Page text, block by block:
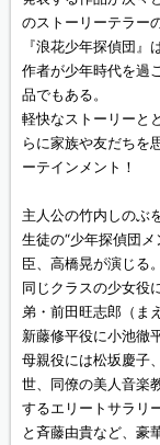
のストーリーテラー
『浪花少年探偵団』
作者が少年時代を過
品でもある。
軽快なストーリーと
らに家族や友だちを
ーテインメント！
主人公の竹内しのぶ
生徒の“少年探偵団
臣、高橋晃が演じる。
同じクラスの少女役
弟・前田旺志郎（ま
新藤修平役に小池徹
母親役には松坂慶子
世、同僚の美人音楽
するエリートサラリ
と斉藤由貴など、豪